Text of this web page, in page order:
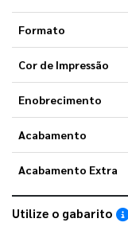
Formato
Cor de Impressão
Enobrecimento
Acabamento
Acabamento Extra
Utilize o gabarito